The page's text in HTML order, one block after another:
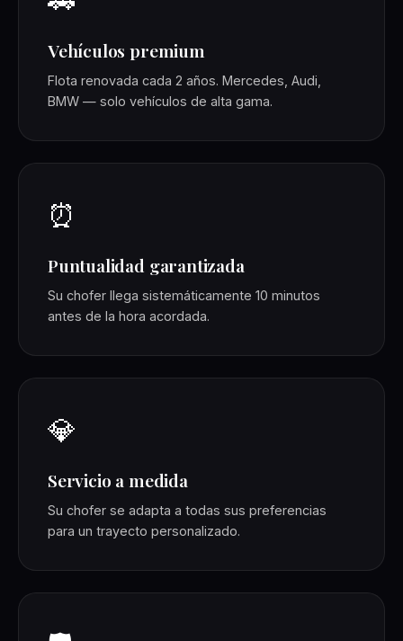
Vehículos premium
Flota renovada cada 2 años. Mercedes, Audi,
BMW — solo vehículos de alta gama.
⏰
Puntualidad garantizada
Su chofer llega sistemáticamente 10 minutos
antes de la hora acordada.
💎
Servicio a medida
Su chofer se adapta a todas sus preferencias
para un trayecto personalizado.